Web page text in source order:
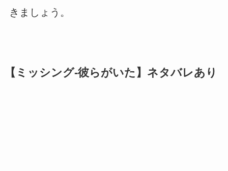
きましょう。
【ミッシング-彼らがいた】ネタバレあり